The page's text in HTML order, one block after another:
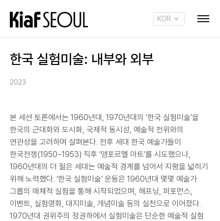
KOR
한국 실험미술: 내부와 외부
2023
본 세션 토론에서는 1960년대, 1970년대의 ‘한국 실험미술’을
한국의 근대화와 도시화, 국제적 동시성, 예술적 전위와의
연관성을 고려하며 살펴본다. 전후 세대 한국 예술가들이
한국전쟁(1950~1953) 직후 ‘앵포르멜 아트’를 시도했으나,
1960년대의 더 젊은 세대는 예술적 경계를 넘어서 지평을 넓히기
위해 노력했다. ‘한국 실험미술’ 운동은 1960년대 몇몇 예술가
그룹의 매체적 실험을 통해 시작되었으며, 해프닝, 퍼포먼스,
이벤트, 실험영화, 대지미술, 개념미술 등의 실천으로 이어졌다.
1970년대 권위주의 정권하에서 실험미술은 단순한 예술적 실험